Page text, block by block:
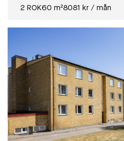
2 ROK60 m²8081 kr / mån